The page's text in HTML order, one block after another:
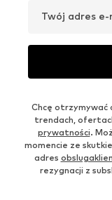
Twój adres e-
Chcę otrzymywać
trendach,
prywatności.
momencie ze
adres
rezygnacji z